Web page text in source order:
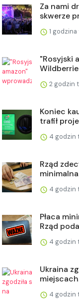
Za nami
skwerze
1
"Rosyjski
2 godzin
Koniec
trafił
4 godzin
Rząd
4 godzin
Płaca
Rząd
4 godzin
Ukraina
4 godzin